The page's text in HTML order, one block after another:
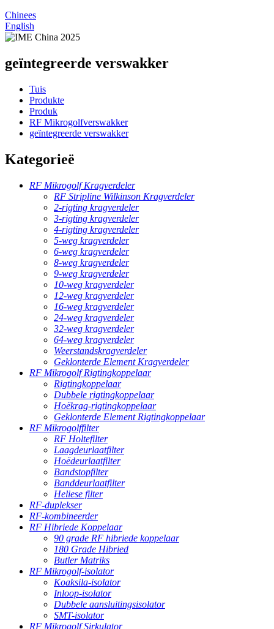
Chinees
English
geïntegreerde verswakker
Tuis
Produkte
Produk
RF Mikrogolfverswakker
geïntegreerde verswakker
Kategorieë
RF Mikrogolf Kragverdeler
RF Stripline Wilkinson Kragverdeler
2-rigting kragverdeler
3-rigting kragverdeler
4-rigting kragverdeler
5-weg kragverdeler
6-weg kragverdeler
8-weg kragverdeler
9-weg kragverdeler
10-weg kragverdeler
12-weg kragverdeler
16-weg kragverdeler
24-weg kragverdeler
32-weg kragverdeler
64-weg kragverdeler
Weerstandskragverdeler
Geklonterde Element Kragverdeler
RF Mikrogolf Rigtingkoppelaar
Rigtingkoppelaar
Dubbele rigtingkoppelaar
Hoëkrag-rigtingkoppelaar
Geklonterde Element Rigtingkoppelaar
RF Mikrogolffilter
RF Holtefilter
Laagdeurlaatfilter
Hoëdeurlaatfilter
Bandstopfilter
Banddeurlaatfilter
Heliese filter
RF-duplekser
RF-kombineerder
RF Hibriede Koppelaar
90 grade RF hibriede koppelaar
180 Grade Hibried
Butler Matriks
RF Mikrogolf-isolator
Koaksila-isolator
Inloop-isolator
Dubbele aansluitingsisolator
SMT-isolator
RF Mikrogolf Sirkulator